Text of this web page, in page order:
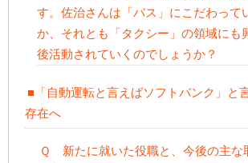
す。佐治さんは「バス」にこだわって
か、それとも「タクシー」の領域にも
後活動されていくのでしょうか？
■「自動運転と言えばソフトバンク」と
存在へ
Ｑ 新たに就いた役職と、今後の主な